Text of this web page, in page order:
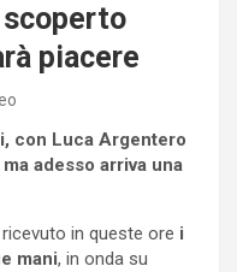
scoperto
piacere
con Luca Argentero
adesso arriva una
in queste ore i
mani, in onda su